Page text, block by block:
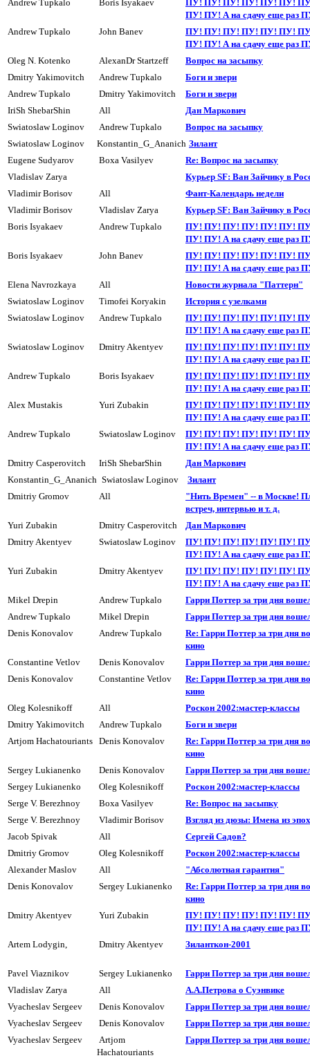
Andrew Tupkalo Boris Isyakaev
ПУ! ПУ! ПУ! ПУ! ПУ! ПУ!
ПУ! ПУ! А на сдачy еще раз
Andrew Tupkalo
John Banev
ПУ! ПУ! ПУ! ПУ! ПУ! ПУ!
ПУ! ПУ! А на сдачy еще раз
Oleg N. Kotenko
AlexanDr Startzeff
Вопpос на засыпкy
Dmitry Yakimovitch
Andrew Tupkalo
Боги и звери
Andrew Tupkalo
Dmitry Yakimovitch
Боги и звери
IriSh ShebarShin
All
Дан Маркович
Swiatoslaw Loginov
Andrew Tupkalo
Вопpос на засыпкy
Swiatoslaw Loginov
Konstantin_G_Ananich Зилант
Eugene Sudyarov
Boxa Vasilyev
Re: Вопрос на засыпкy
Vladislav Zarya
Курьер SF: Ван Зайчику в
Vladimir Borisov
All
Фант-Календарь недели
Vladimir Borisov
Vladislav Zarya
Курьер SF: Ван Зайчику в
Boris Isyakaev
Andrew Tupkalo
ПУ! ПУ! ПУ! ПУ! ПУ! ПУ!
ПУ! ПУ! А на сдачy еще раз
Boris Isyakaev
John Banev
ПУ! ПУ! ПУ! ПУ! ПУ! ПУ!
ПУ! ПУ! А на сдачy еще раз
Elena Navrozkaya
All
Hовости журнала "Паттерн"
Swiatoslaw Loginov
Timofei Koryakin
История с узелками
Swiatoslaw Loginov
Andrew Tupkalo
ПУ! ПУ! ПУ! ПУ! ПУ! ПУ!
ПУ! ПУ! А на сдачу еще раз
Swiatoslaw Loginov
Dmitry Akentyev
ПУ! ПУ! ПУ! ПУ! ПУ! ПУ!
ПУ! ПУ! А на сдачy еще раз
Andrew Tupkalo
Boris Isyakaev
ПУ! ПУ! ПУ! ПУ! ПУ! ПУ!
ПУ! ПУ! А на сдачy еще раз
Alex Mustakis
Yuri Zubakin
ПУ! ПУ! ПУ! ПУ! ПУ! ПУ!
ПУ! ПУ! А на сдачу еще раз
Andrew Tupkalo
Swiatoslaw Loginov
ПУ! ПУ! ПУ! ПУ! ПУ! ПУ!
ПУ! ПУ! А на сдачу еще раз
Dmitry Casperovitch
IriSh ShebarShin
Дан Маркович
Konstantin_G_Ananich Swiatoslaw Loginov
Зилант
Dmitriy Gromov
All
"Нить Времен" -- в Москве!
встреч, интервью и т. д.
Yuri Zubakin
Dmitry Casperovitch
Дан Маркович
Dmitry Akentyev
Swiatoslaw Loginov
ПУ! ПУ! ПУ! ПУ! ПУ! ПУ!
ПУ! ПУ! А на сдачy еще раз
Yuri Zubakin
Dmitry Akentyev
ПУ! ПУ! ПУ! ПУ! ПУ! ПУ!
ПУ! ПУ! А на сдачy еще раз
Mikel Drepin
Andrew Tupkalo
Гарри Поттер за три дня
Andrew Tupkalo
Mikel Drepin
Гарри Поттер за три дня
Denis Konovalov
Andrew Tupkalo
Re: Гарри Поттер за три дня
кино
Constantine Vetlov
Denis Konovalov
Гарри Поттер за три дня
Denis Konovalov
Constantine Vetlov
Re: Гарри Поттер за три дня
кино
Oleg Kolesnikoff
All
Роскон 2002:мастер-классы
Dmitry Yakimovitch
Andrew Tupkalo
Боги и звери
Artjom Hachatouriants Denis Konovalov
Re: Гарри Поттер за три дня
кино
Sergey Lukianenko
Denis Konovalov
Гарри Поттер за три дня
Sergey Lukianenko
Oleg Kolesnikoff
Роскон 2002:мастер-классы
Serge V. Berezhnoy
Boxa Vasilyev
Re: Вопрос на засыпкy
Serge V. Berezhnoy
Vladimir Borisov
Взгляд из дюзы: Имена из
Jacob Spivak
All
Сергей Садов?
Dmitriy Gromov
Oleg Kolesnikoff
Роскон 2002:мастер-классы
Alexander Maslov
All
"Абсолютная гарантия"
Denis Konovalov
Sergey Lukianenko
Re: Гарри Поттер за три дня
кино
Dmitry Akentyev
Yuri Zubakin
ПУ! ПУ! ПУ! ПУ! ПУ! ПУ!
ПУ! ПУ! А на сдачy еще раз
Artem Lodygin,
Dmitry Akentyev Зиланткон-2001
Pavel Viaznikov Sergey Lukianenko
Гарри Поттер за три дня
Vladislav Zarya
All
А.А.Петрова о Суэнвике
Vyacheslav Sergeev
Denis Konovalov
Гарри Поттер за три дня
Vyacheslav Sergeev
Denis Konovalov
Гарри Поттер за три дня
Vyacheslav Sergeev
Artjom
Hachatouriants
Гарри Поттер за три дня